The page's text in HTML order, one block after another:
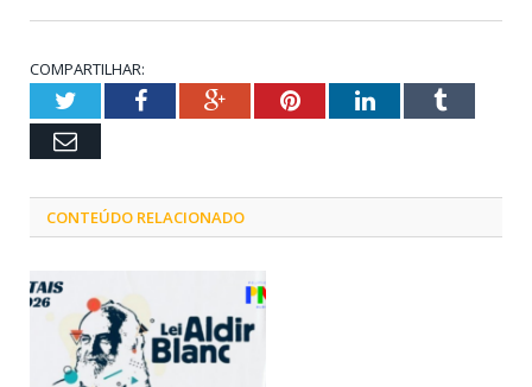
COMPARTILHAR:
TwitterFacebookGoogle+PinterestLinkedInTumblr
Email
CONTEÚDO RELACIONADO